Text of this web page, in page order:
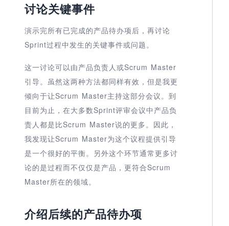
讨论关键事件
演示完所有已完成的产品待办项后，再讨论
Sprint过程中发生的关键事件或问题。
这一讨论可以由产品负责人或Scrum Master
引导。虽然这两种方法都同样有效，但是我更
倾向于让Scrum Master主持这部分会议。到
目前为止，在大多数Sprint评审会议中产品负
责人都是比Scrum Master说的更多。因此，
我发现让Scrum Master为这个议程提供引导
是一个很好的平衡。另外这个环节通常更多讨
论的是过程而不仅仅是产品，更符合Scrum
Master所在的领域。
介绍后续的产品待办项